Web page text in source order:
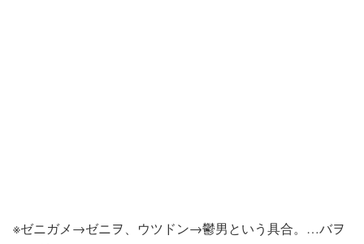
※ゼニガメ→ゼニヲ、ウツドン→鬱男という具合。…バヲ